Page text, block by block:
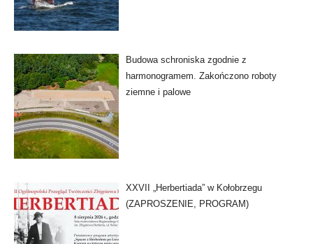
Budowa schroniska zgodnie z
harmonogramem. Zakończono roboty
ziemne i palowe
XXVII „Herbertiada” w Kołobrzegu
(ZAPROSZENIE, PROGRAM)